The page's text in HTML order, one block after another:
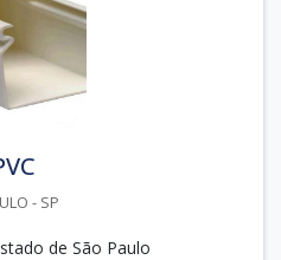
- SP
de São Paulo